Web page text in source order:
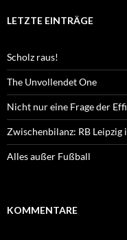
LETZTE EINTRÄGE
Scholz raus!
The Unvollendet One
Nicht nur eine Frage der
Zwischenbilanz: RB Leipzig
Alles außer Fußball
KOMMENTARE